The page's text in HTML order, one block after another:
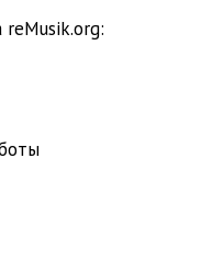
reMusik.org: